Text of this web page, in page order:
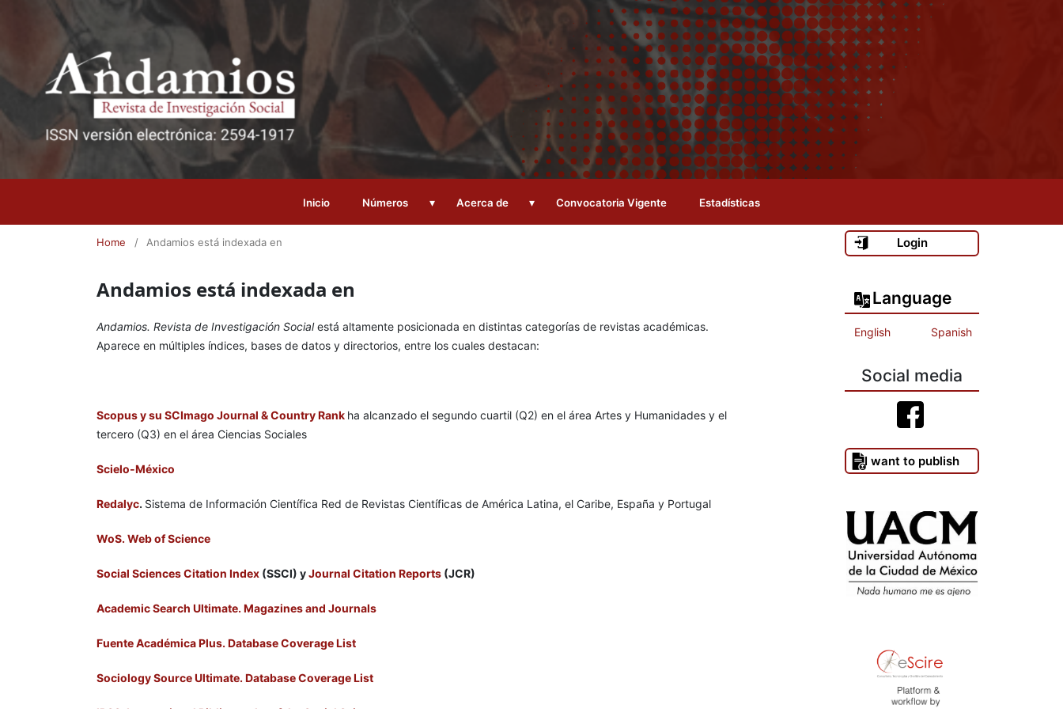
Inicio Números ▾ Acerca de ▾ Convocatoria Vigente Estadísticas
Home / Andamios está indexada en
Andamios está indexada en
Andamios. Revista de Investigación Socialestá altamente posicionada en distintas categorías de revistas académicas.
Aparece en múltiples índices, bases de datos y directorios, entre los cuales destacan:
Scopus y su SCImago Journal & Country Rank ha alcanzado el segundo cuartil (Q2) en el área Artes y Humanidades y el
tercero (Q3) en el área Ciencias Sociales
Scielo-México
Redalyc. Sistema de Información Científica Red de Revistas Científicas de América Latina, el Caribe, España y Portugal
WoS. Web of Science
Social Sciences Citation Index (SSCI) yJournal Citation Reports (JCR)
Academic Search Ultimate. Magazines and Journals
Fuente Académica Plus. Database Coverage List
Sociology Source Ultimate. Database Coverage List
Login
Language
English Spanish
Social media
I want to publish